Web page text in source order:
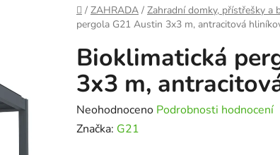
Domů
/ ZAHRADA / Zahradní domky, přístřešky a
pergola G21 Austin 3x3 m, antracitová
Bioklimatická
3x3 m,
Průměrné
hodnocení
Neohodnoceno Podrobnosti hodnocení
Značka: G21